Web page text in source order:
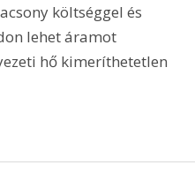
költséggel és
lehet áramot
hő kimeríthetetlen